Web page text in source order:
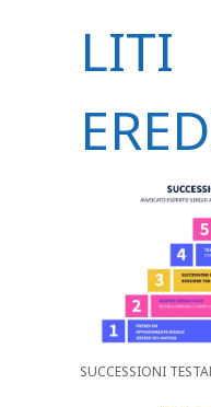
LITI
SUCCESSIONI